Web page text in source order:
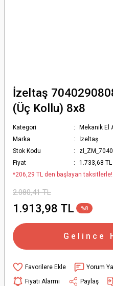
İzeltaş
(Üç Kollu) 8x8
Kategori Mekanik El
Marka
İzeltaş
Stok Kodu
Fiyat
1.733,68 TL
*206,29 TL den başlayan taksitlerle!
2.080,41 TL
1.913,98 TL %8
Gelince
Yorum
Fiyatı Alarmı
Paylaş